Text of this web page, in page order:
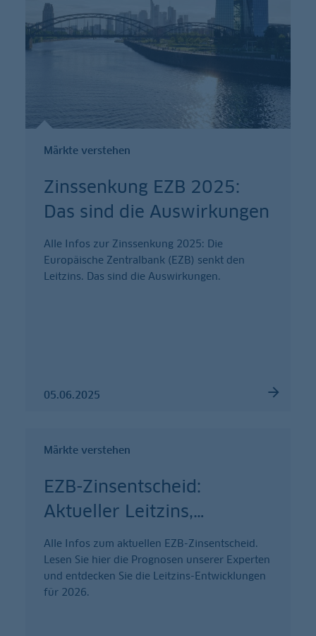
Märkte verstehen
Zinssenkung EZB 2025:
Das sind die Auswirkungen
Alle Infos zur Zinssenkung 2025: Die
Europäische Zentralbank (EZB) senkt den
Leitzins. Das sind die Auswirkungen.
05.06.2025
Märkte verstehen
EZB-Zinsentscheid:
Aktueller Leitzins,…
Alle Infos zum aktuellen EZB-Zinsentscheid.
Lesen Sie hier die Prognosen unserer Experten
und entdecken Sie die Leitzins-Entwicklungen
für 2026.